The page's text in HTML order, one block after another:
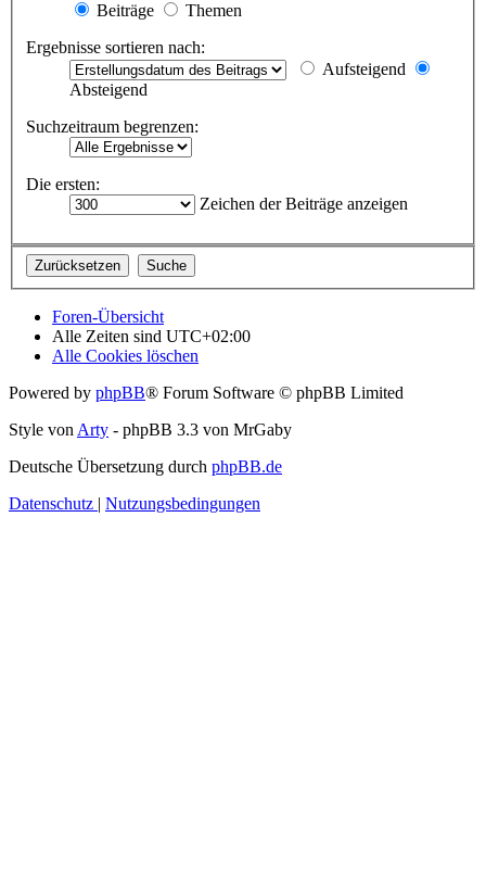
Beiträge
Themen
Ergebnisse sortieren nach:
Aufsteigend
Absteigend
Suchzeitraum begrenzen:
Die ersten:
Zeichen der Beiträge anzeigen
Foren-Übersicht
Alle Zeiten sind UTC+02:00
Alle Cookies löschen
Powered by phpBB® Forum Software © phpBB Limited
Style von Arty - phpBB 3.3 von MrGaby
Deutsche Übersetzung durch phpBB.de
Datenschutz | Nutzungsbedingungen